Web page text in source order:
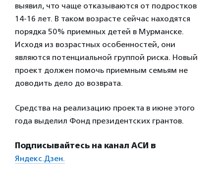
выявил, что чаще отказываются от подростков
14-16 лет. В таком возрасте сейчас находятся
порядка 50% приемных детей в Мурманске.
Исходя из возрастных особенностей, они
являются потенциальной группой риска. Новый
проект должен помочь приемным семьям не
доводить дело до возврата.
Средства на реализацию проекта в июне этого
года выделил Фонд президентских грантов.
Подписывайтесь на канал АСИ в
Яндекс.Дзен.